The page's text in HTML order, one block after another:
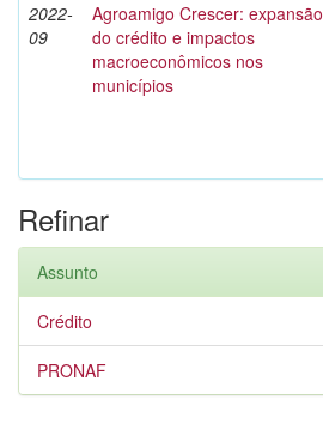
2022-
09
Agroamigo Crescer: expansão
do crédito e impactos
macroeconômicos nos
municípios
Refinar
Assunto
Crédito
PRONAF